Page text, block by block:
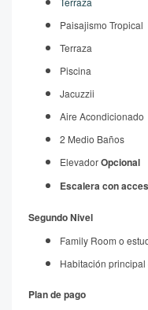
Paisajismo Tropical
Terraza
Piscina
Jacuzzii
Aire Acondicionado
2 Medio Baños
ElevadorOpcional
Escalera con
Segundo Nivel
Family Room o
Habitación
Plan de pago